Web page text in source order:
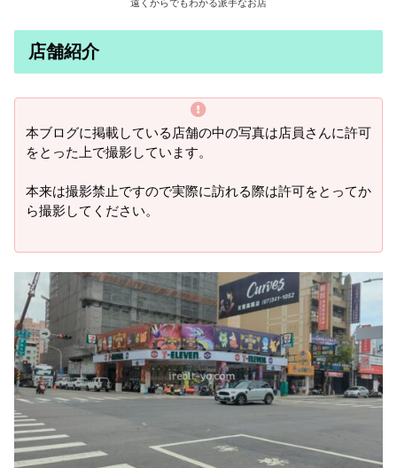
遠くからでもわかる派手なお店
店舗紹介
本ブログに掲載している店舗の中の写真は店員さんに許可
をとった上で撮影しています。
本来は撮影禁止ですので実際に訪れる際は許可をとってか
ら撮影してください。